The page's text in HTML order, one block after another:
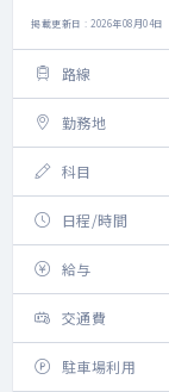
掲載更新日 : 2026年08月04
路線
勤務地
科目
日程/時間
給与
交通費
駐車場利用